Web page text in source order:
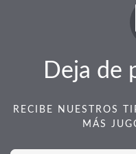
Deja de
RECIBE NUESTROS
MÁS